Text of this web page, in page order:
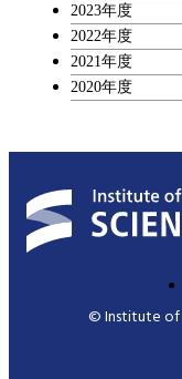
2023年度
2022年度
2021年度
2020年度
© Institute of